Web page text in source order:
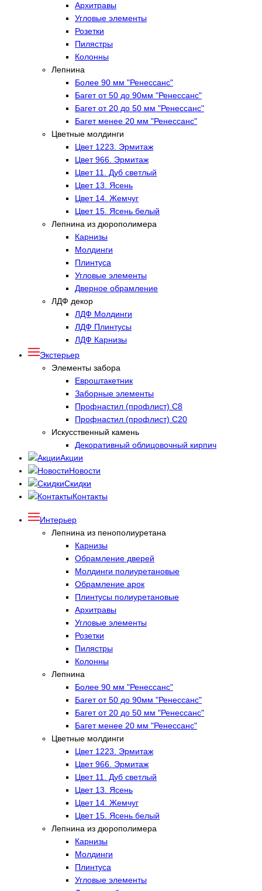
Архитравы
Угловые элементы
Розетки
Пилястры
Колонны
Лепнина
Более 90 мм "Ренессанс"
Багет от 50 до 90мм "Ренессанс"
Багет от 20 до 50 мм "Ренессанс"
Багет менее 20 мм "Ренессанс"
Цветные молдинги
Цвет 1223. Эрмитаж
Цвет 966. Эрмитаж
Цвет 11. Дуб светлый
Цвет 13. Ясень
Цвет 14. Жемчуг
Цвет 15. Ясень белый
Лепнина из дюрополимера
Карнизы
Молдинги
Плинтуса
Угловые элементы
Дверное обрамление
ЛДФ декор
ЛДФ Молдинги
ЛДФ Плинтусы
ЛДФ Карнизы
Экстерьер
Элементы забора
Евроштакетник
Заборные элементы
Профнастил (профлист) С8
Профнастил (профлист) С20
Искусственный камень
Декоративный облицовочный кирпич
Акции
Новости
Скидки
Контакты
Интерьер
Лепнина из пенополиуретана
Карнизы
Обрамление дверей
Молдинги полиуретановые
Обрамление арок
Плинтусы полиуретановые
Архитравы
Угловые элементы
Розетки
Пилястры
Колонны
Лепнина
Более 90 мм "Ренессанс"
Багет от 50 до 90мм "Ренессанс"
Багет от 20 до 50 мм "Ренессанс"
Багет менее 20 мм "Ренессанс"
Цветные молдинги
Цвет 1223. Эрмитаж
Цвет 966. Эрмитаж
Цвет 11. Дуб светлый
Цвет 13. Ясень
Цвет 14. Жемчуг
Цвет 15. Ясень белый
Лепнина из дюрополимера
Карнизы
Молдинги
Плинтуса
Угловые элементы